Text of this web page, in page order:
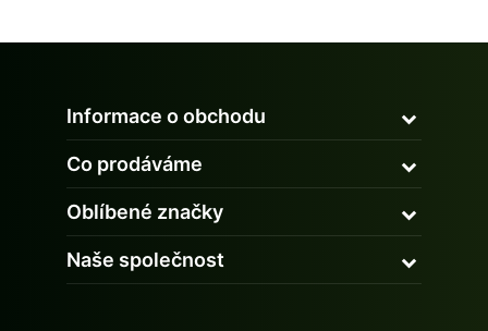
Informace o obchodu
Co prodáváme
Oblíbené značky
Naše společnost